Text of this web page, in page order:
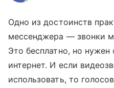
Одно из достоинств
мессенджера — звонки
Это бесплатно, но нужен
интернет. И если
использовать, то